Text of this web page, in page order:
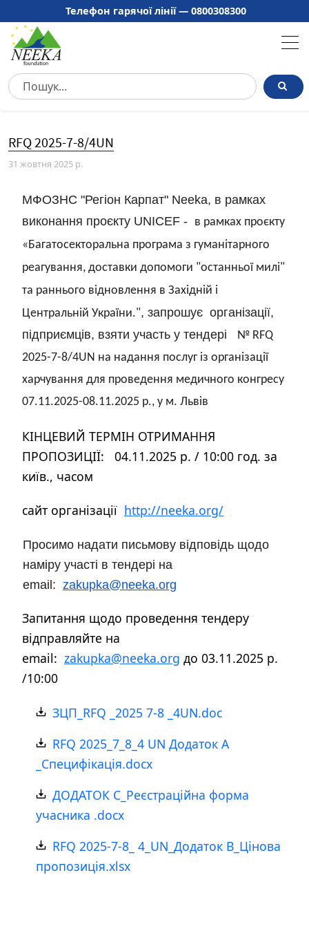
Телефон гарячої лінії — 0800308300
RFQ 2025-7-8/4UN
31 жовтня 2025 р.
МФОЗНС "Регіон Карпат" Neeka, в рамках
виконання проєкту UNICEF - в рамках проєкту
«Багатосекторальна програма з гуманітарного
реагування, доставки допомоги "останньої милі"
та раннього відновлення в Західній і
Центральній України.", запрошує організації,
підприємців, взяти участь у тендері
№ RFQ
2025-7-8/4UN на надання послуг із організації
харчування для проведення медичного конгресу
07.11.2025-08.11.2025 р., у м. Львів
КІНЦЕВИЙ ТЕРМІН ОТРИМАННЯ
ПРОПОЗИЦІЇ:
04.11.2025 р. / 10:00 год. за
київ., часом
сайт організації http://neeka.org/
Просимо надати письмову відповідь щодо
наміру участі в тендері на
email: zakupka@neeka.org
Запитання щодо проведення тендеру
відправляйте на
email: zakupka@neeka.org до 03.11.2025 р.
/10:00
ЗЦП_RFQ _2025 7-8 _4UN.doc
RFQ 2025_7_8_4 UN Додаток А
_Специфікація.docx
ДОДАТОК С_Реєстраційна форма
учасника .docx
RFQ 2025-7-8_ 4_UN_Додаток В_Цінова
пропозиція.xlsx